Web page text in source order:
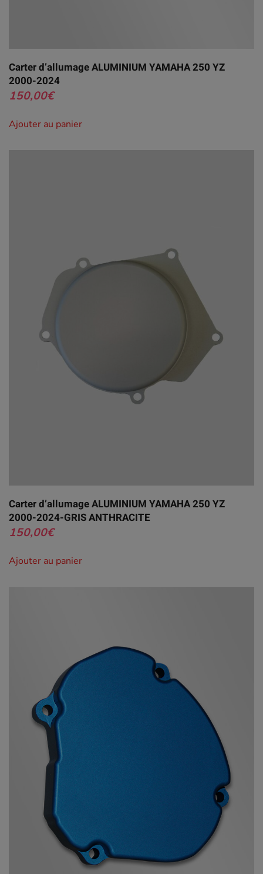
Carter d’allumage ALUMINIUM YAMAHA 250 YZ
2000-2024
150,00€
Ajouter au panier
Carter d’allumage ALUMINIUM YAMAHA 250 YZ
2000-2024-GRIS ANTHRACITE
150,00€
Ajouter au panier